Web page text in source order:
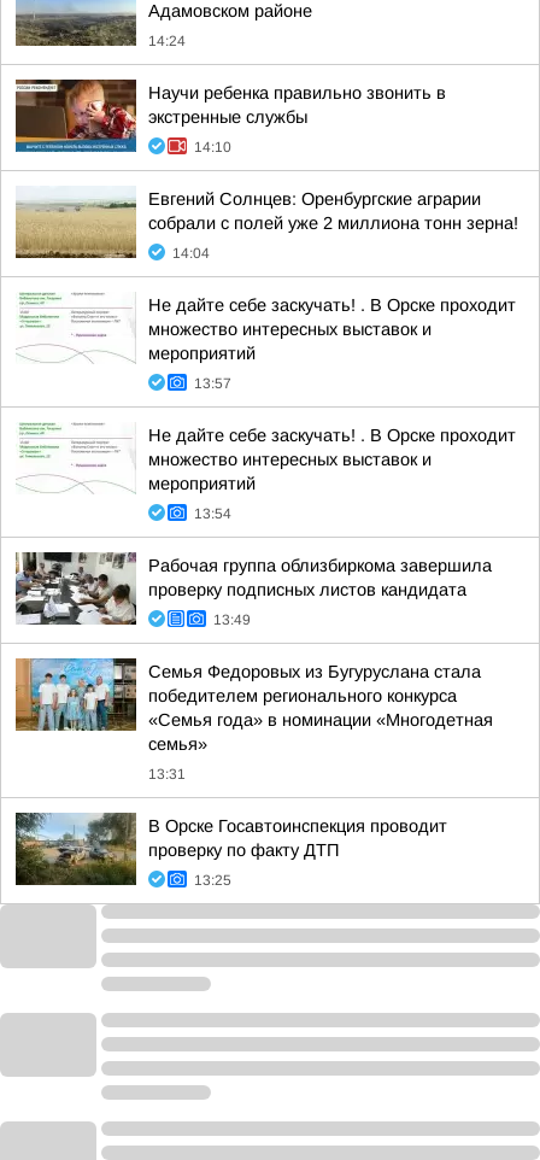
Адамовском районе
14:24
Научи ребенка правильно звонить в
экстренные службы
14:10
Евгений Солнцев: Оренбургские аграрии
собрали с полей уже 2 миллиона тонн зерна!
14:04
Не дайте себе заскучать! . В Орске проходит
множество интересных выставок и
мероприятий
13:57
Не дайте себе заскучать! . В Орске проходит
множество интересных выставок и
мероприятий
13:54
Рабочая группа облизбиркома завершила
проверку подписных листов кандидата
13:49
Семья Федоровых из Бугуруслана стала
победителем регионального конкурса
«Семья года» в номинации «Многодетная
семья»
13:31
В Орске Госавтоинспекция проводит
проверку по факту ДТП
13:25